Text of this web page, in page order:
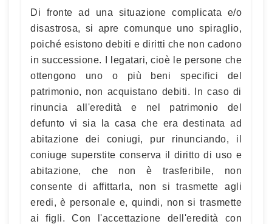
Di fronte ad una situazione complicata e/o
disastrosa, si apre comunque uno spiraglio,
poiché esistono debiti e diritti che non cadono
in successione. I legatari, cioè le persone che
ottengono uno o più beni specifici del
patrimonio, non acquistano debiti. In caso di
rinuncia all'eredità e nel patrimonio del
defunto vi sia la casa che era destinata ad
abitazione dei coniugi, pur rinunciando, il
coniuge superstite conserva il diritto di uso e
abitazione, che non è trasferibile, non
consente di affittarla, non si trasmette agli
eredi, è personale e, quindi, non si trasmette
ai figli. Con l'accettazione dell'eredità con